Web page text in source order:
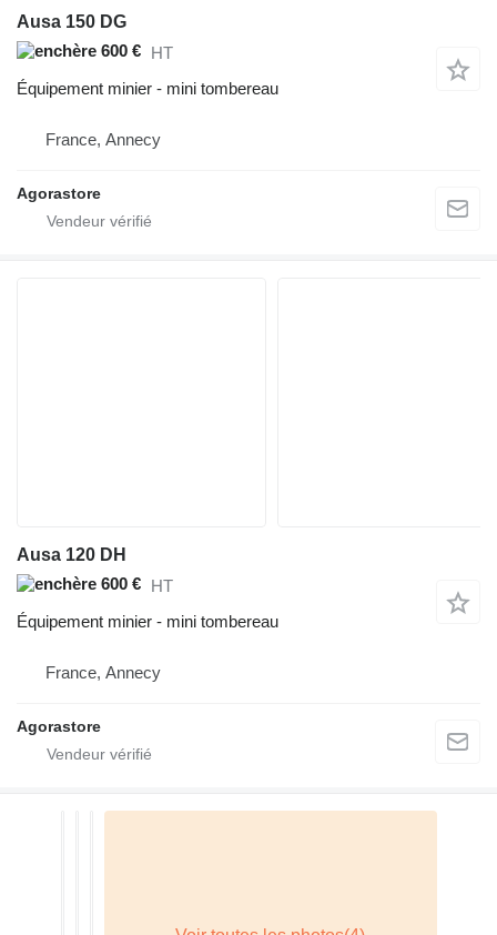
Ausa 150 DG
600 € HT
Équipement minier - mini tombereau
France, Annecy
Agorastore
Ausa 120 DH
600 € HT
Équipement minier - mini tombereau
France, Annecy
Agorastore